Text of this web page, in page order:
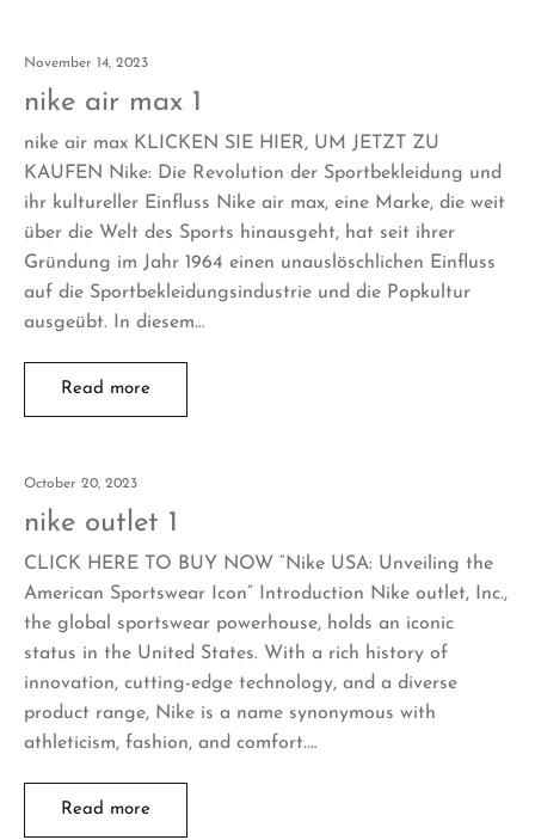
November 14, 2023
nike air max 1
nike air max KLICKEN SIE HIER, UM JETZT ZU
KAUFEN Nike: Die Revolution der Sportbekleidung und
ihr kultureller Einfluss Nike air max, eine Marke, die weit
über die Welt des Sports hinausgeht, hat seit ihrer
Gründung im Jahr 1964 einen unauslöschlichen Einfluss
auf die Sportbekleidungsindustrie und die Popkultur
ausgeübt. In diesem…
Read more
October 20, 2023
nike outlet 1
CLICK HERE TO BUY NOW “Nike USA: Unveiling the
American Sportswear Icon” Introduction Nike outlet, Inc.,
the global sportswear powerhouse, holds an iconic
status in the United States. With a rich history of
innovation, cutting-edge technology, and a diverse
product range, Nike is a name synonymous with
athleticism, fashion, and comfort.…
Read more